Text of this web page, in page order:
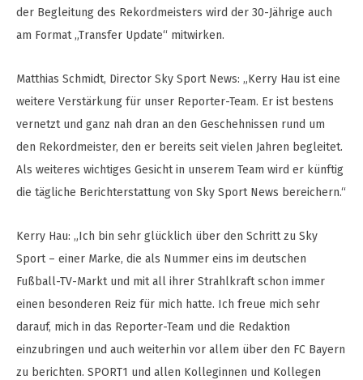
der Begleitung des Rekordmeisters wird der 30-Jährige auch
am Format „Transfer Update“ mitwirken.
Matthias Schmidt, Director Sky Sport News: „Kerry Hau ist eine
weitere Verstärkung für unser Reporter-Team. Er ist bestens
vernetzt und ganz nah dran an den Geschehnissen rund um
den Rekordmeister, den er bereits seit vielen Jahren begleitet.
Als weiteres wichtiges Gesicht in unserem Team wird er künftig
die tägliche Berichterstattung von Sky Sport News bereichern.“
Kerry Hau: „Ich bin sehr glücklich über den Schritt zu Sky
Sport – einer Marke, die als Nummer eins im deutschen
Fußball-TV-Markt und mit all ihrer Strahlkraft schon immer
einen besonderen Reiz für mich hatte. Ich freue mich sehr
darauf, mich in das Reporter-Team und die Redaktion
einzubringen und auch weiterhin vor allem über den FC Bayern
zu berichten. SPORT1 und allen Kolleginnen und Kollegen